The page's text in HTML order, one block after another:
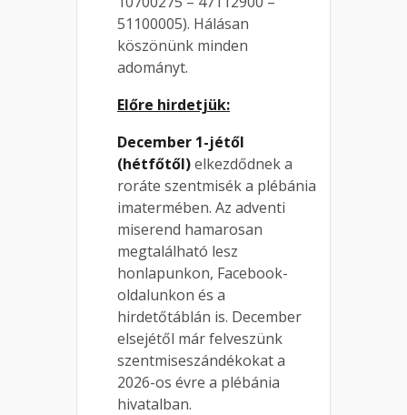
51100005). Hálásan
köszönünk minden
adományt.
Előre hirdetjük:
December 1-jétől
(hétfőtől)elkezdődnek a
roráte szentmisék a plébánia
imatermében. Az adventi
miserend hamarosan
megtalálható lesz
honlapunkon, Facebook-
oldalunkon és a
hirdetőtáblán is. December
elsejétől már felveszünk
szentmiseszándékokat a
2026-os évre a plébánia
hivatalban.